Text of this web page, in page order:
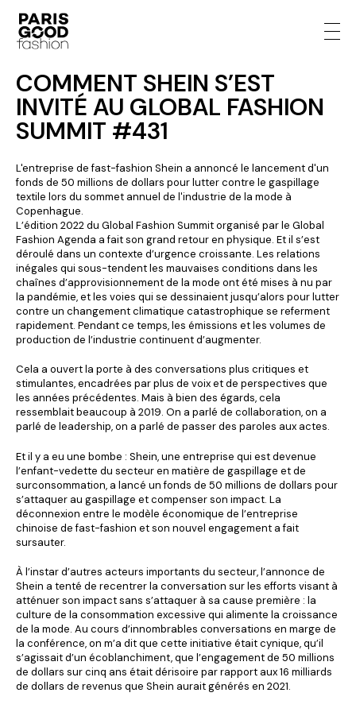
COMMENT SHEIN S’EST
INVITÉ AU GLOBAL FASHION
SUMMIT #431
L'entreprise de fast-fashion Shein a annoncé le lancement d'un
fonds de 50 millions de dollars pour lutter contre le gaspillage
textile lors du sommet annuel de l'industrie de la mode à
Copenhague.
L’édition 2022 du Global Fashion Summit organisé par le Global
Fashion Agenda a fait son grand retour en physique. Et il s’est
déroulé dans un contexte d’urgence croissante. Les relations
inégales qui sous-tendent les mauvaises conditions dans les
chaînes d’approvisionnement de la mode ont été mises à nu par
la pandémie, et les voies qui se dessinaient jusqu’alors pour lutter
contre un changement climatique catastrophique se referment
rapidement. Pendant ce temps, les émissions et les volumes de
production de l’industrie continuent d’augmenter.
Cela a ouvert la porte à des conversations plus critiques et
stimulantes, encadrées par plus de voix et de perspectives que
les années précédentes. Mais à bien des égards, cela
ressemblait beaucoup à 2019. On a parlé de collaboration, on a
parlé de leadership, on a parlé de passer des paroles aux actes.
Et il y a eu une bombe : Shein, une entreprise qui est devenue
l’enfant-vedette du secteur en matière de gaspillage et de
surconsommation, a lancé un fonds de 50 millions de dollars pour
s’attaquer au gaspillage et compenser son impact. La
déconnexion entre le modèle économique de l’entreprise
chinoise de fast-fashion et son nouvel engagement a fait
sursauter.
À l’instar d’autres acteurs importants du secteur, l’annonce de
Shein a tenté de recentrer la conversation sur les efforts visant à
atténuer son impact sans s’attaquer à sa cause première : la
culture de la consommation excessive qui alimente la croissance
de la mode. Au cours d’innombrables conversations en marge de
la conférence, on m’a dit que cette initiative était cynique, qu’il
s’agissait d’un écoblanchiment, que l’engagement de 50 millions
de dollars sur cinq ans était dérisoire par rapport aux 16 milliards
de dollars de revenus que Shein aurait générés en 2021.